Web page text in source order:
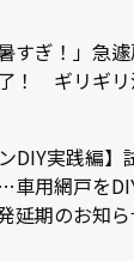
暑すぎ！」急
！ ギリギリ
ンDIY実践編
車用網戸を
延期のお知ら